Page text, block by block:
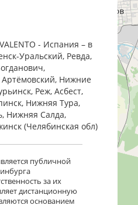
- Испания – в
Уральский, Ревда,
Артёмовский, Нижние
Реж, Асбест,
Нижняя Тура,
Нижняя Салда,
(Челябинская обл)
публичной
за их
дистанционную
основанием